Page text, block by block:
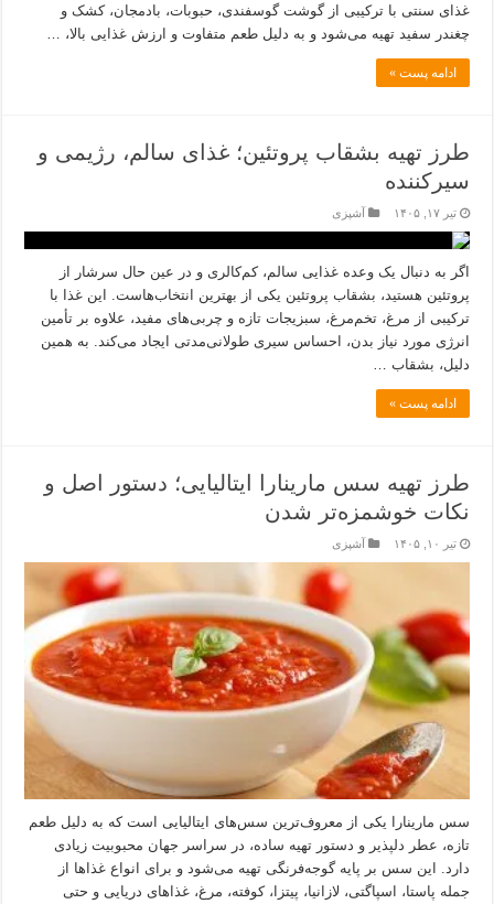
غذای سنتی با ترکیبی از گوشت گوسفندی، حبوبات، بادمجان، کشک و
چغندر سفید تهیه می‌شود و به دلیل طعم متفاوت و ارزش غذایی بالا، …
ادامه پست »
طرز تهیه بشقاب پروتئین؛ غذای سالم، رژیمی و
سیرکننده
تیر ۱۷, ۱۴۰۵ آشپزی
اگر به دنبال یک وعده غذایی سالم، کم‌کالری و در عین حال سرشار از
پروتئین هستید، بشقاب پروتئین یکی از بهترین انتخاب‌هاست. این غذا با
ترکیبی از مرغ، تخم‌مرغ، سبزیجات تازه و چربی‌های مفید، علاوه بر تأمین
انرژی مورد نیاز بدن، احساس سیری طولانی‌مدتی ایجاد می‌کند. به همین
دلیل، بشقاب …
ادامه پست »
طرز تهیه سس مارینارا ایتالیایی؛ دستور اصل و
نکات خوشمزه‌تر شدن
تیر ۱۰, ۱۴۰۵ آشپزی
سس مارینارا یکی از معروف‌ترین سس‌های ایتالیایی است که به دلیل طعم
تازه، عطر دلپذیر و دستور تهیه ساده، در سراسر جهان محبوبیت زیادی
دارد. این سس بر پایه گوجه‌فرنگی تهیه می‌شود و برای انواع غذاها از
جمله پاستا، اسپاگتی، لازانیا، پیتزا، کوفته، مرغ، غذاهای دریایی و حتی